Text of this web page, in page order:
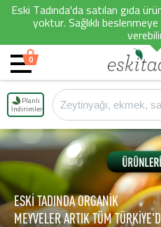
Eski Tadında'da satılan gıda
yoktur. Sağlıklı
0
Planlı
İndirimler
ESKİ TADINDA ORGANİK
MEYVELER ARTIK TÜM